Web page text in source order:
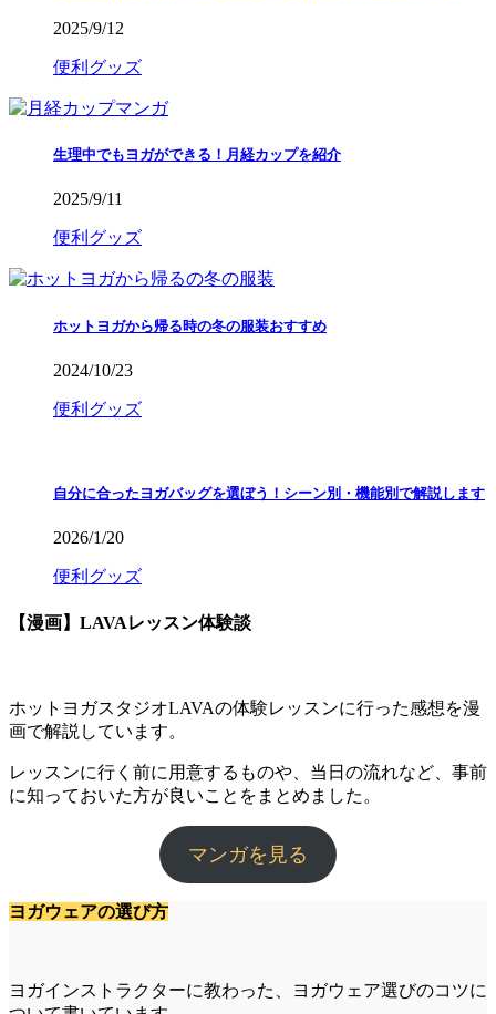
2025/9/12
便利グッズ
生理中でもヨガができる！月経カップを紹介
2025/9/11
便利グッズ
ホットヨガから帰る時の冬の服装おすすめ
2024/10/23
便利グッズ
自分に合ったヨガバッグを選ぼう！シーン別・機能別で解説します
2026/1/20
便利グッズ
【漫画】LAVAレッスン体験談
ホットヨガスタジオLAVAの体験レッスンに行った感想を漫
画で解説しています。
レッスンに行く前に用意するものや、当日の流れなど、事前
に知っておいた方が良いことをまとめました。
マンガを見る
ヨガウェアの選び方
ヨガインストラクターに教わった、ヨガウェア選びのコツに